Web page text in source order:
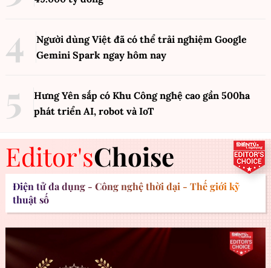
Người dùng Việt đã có thể trải nghiệm Google
Gemini Spark ngay hôm nay
Hưng Yên sắp có Khu Công nghệ cao gần 500ha
phát triển AI, robot và IoT
Editor'sChoise
Điện tử đa dụng - Công nghệ thời đại - Thế giới kỹ
thuật số